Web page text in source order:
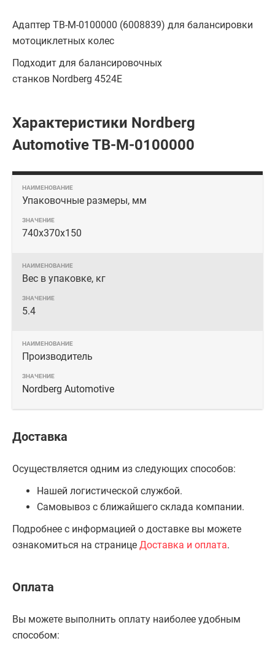
Адаптер TB-M-0100000 (6008839) для балансировки
мотоциклетных колес
Подходит для балансировочных
станков Nordberg 4524E
Характеристики Nordberg
Automotive TB-M-0100000
Упаковочные размеры, мм
740x370x150
Вес в упаковке, кг
5.4
Производитель
Nordberg Automotive
Доставка
Осуществляется одним из следующих способов:
Нашей логистической службой.
Самовывоз с ближайшего склада компании.
Подробнее с информацией о доставке вы можете
ознакомиться на странице Доставка и оплата.
Оплата
Вы можете выполнить оплату наиболее удобным
способом: